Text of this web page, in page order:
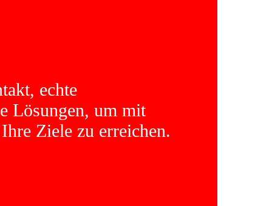
echte
Lösungen, um mit
Ziele zu erreichen.